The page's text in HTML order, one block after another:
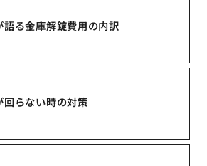
る金庫解錠費用の内訳
らない時の対策